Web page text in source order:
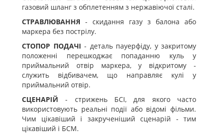
газовий шланг з обплетенням з нержавіючої сталі.
СТРАВЛЮВАННЯ - скидання газу з балона або
маркера без пострілу.
СТОПОР ПОДАЧІ - деталь пауерфіду, у закритому
положенні перешкоджає попаданню куль у
приймальний отвір маркера, у відкритому -
служить відбивачем, що направляє кулі у
приймальний отвір.
СЦЕНАРІЙ - стрижень БСІ, для якого часто
використовують реальні події або відомі фільми.
Чим цікавіший і закрученіший сценарій - тим
цікавіший і БСМ.